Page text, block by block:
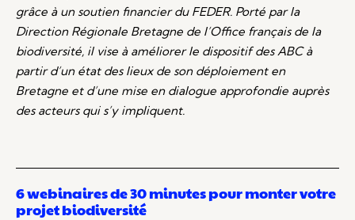
grâce à un soutien financier du FEDER. Porté par la
Direction Régionale Bretagne de l’Office français de la
biodiversité, il vise à améliorer le dispositif des ABC à
partir d’un état des lieux de son déploiement en
Bretagne et d’une mise en dialogue approfondie auprès
des acteurs qui s’y impliquent.
6 webinaires de 30 minutes pour monter votre
projet biodiversité